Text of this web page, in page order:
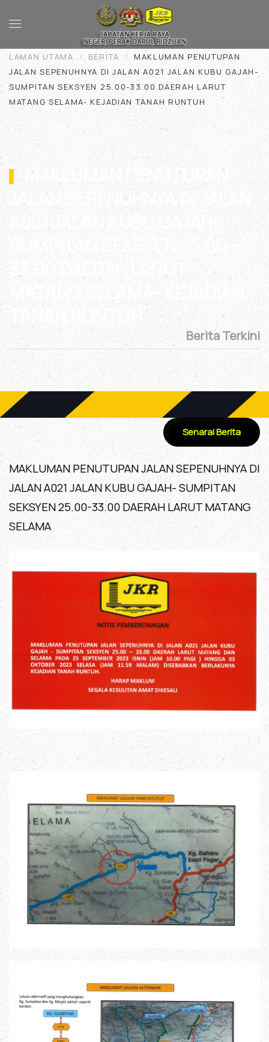
Skip to main content
LAMAN UTAMA BERITA
MAKLUMAN PENUTUPAN
JALAN SEPENUHNYA DI JALAN A021 JALAN KUBU GAJAH-
SUMPITAN SEKSYEN 25.00-33.00 DAERAH LARUT
MATANG SELAMA- KEJADIAN TANAH RUNTUH
MAKLUMAN PENUTUPAN
JALAN SEPENUHNYA DI JALAN
A021 JALAN KUBU GAJAH-
SUMPITAN SEKSYEN 25.00-
33.00 DAERAH LARUT
MATANG SELAMA- KEJADIAN
TANAH RUNTUH
Berita Terkini
Senarai Berita
MAKLUMAN PENUTUPAN JALAN SEPENUHNYA DI
JALAN A021 JALAN KUBU GAJAH- SUMPITAN
SEKSYEN 25.00-33.00 DAERAH LARUT MATANG
SELAMA